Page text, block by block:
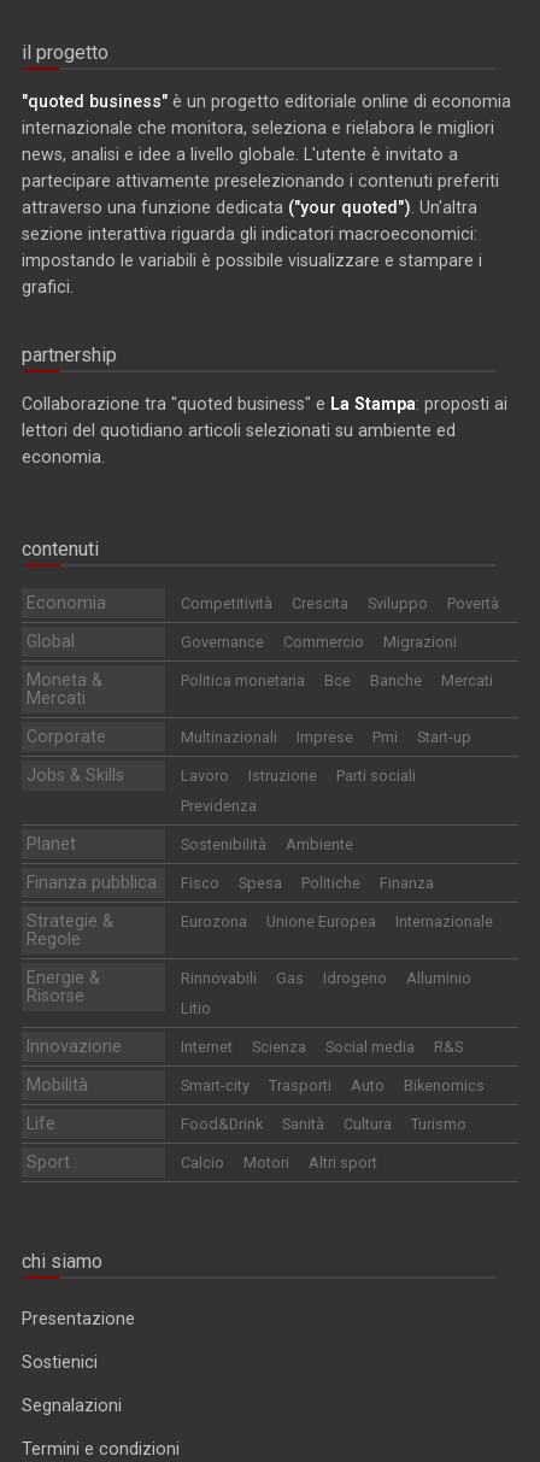
il progetto
"quoted business" è un progetto editoriale online di economia
internazionale che monitora, seleziona e rielabora le migliori
news, analisi e idee a livello globale. L'utente è invitato a
partecipare attivamente preselezionando i contenuti preferiti
attraverso una funzione dedicata ("your quoted") . Un'altra
sezione interattiva riguarda gli indicatori macroeconomici:
impostando le variabili è possibile visualizzare e stampare i
grafici.
partnership
Collaborazione tra "quoted business" e La Stampa: proposti ai
lettori del quotidiano articoli selezionati su ambiente ed
economia.
contenuti
Economia Competitività Crescita Sviluppo Povertà
Global Governance Commercio Migrazioni
Moneta &
Mercati
Politica monetaria Bce Banche Mercati
Corporate Multinazionali Imprese Pmi Start-up
Jobs & Skills Lavoro Istruzione
Parti sociali
Previdenza
Planet Sostenibilità Ambiente
Finanza pubblica Fisco Spesa Politiche Finanza
Strategie &
Regole
Eurozona Unione Europea Internazionale
Energie &
Risorse
Rinnovabili Gas Idrogeno
Alluminio
Litio
Innovazione Internet Scienza Social media R&S
Mobilità Smart-city Trasporti Auto Bikenomics
Life Food&Drink Sanità Cultura Turismo
Sport Calcio Motori Altri sport
chi siamo
Presentazione
Sostienici
Segnalazioni
Termini e condizioni